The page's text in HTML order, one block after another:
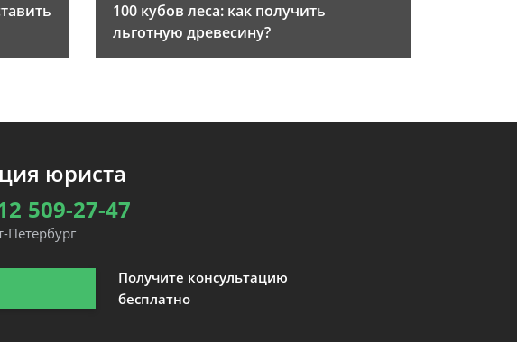
100 кубов леса: как получить
льготную древесину?
юриста
509-27-47
Петербург
Получите консультацию
бесплатно